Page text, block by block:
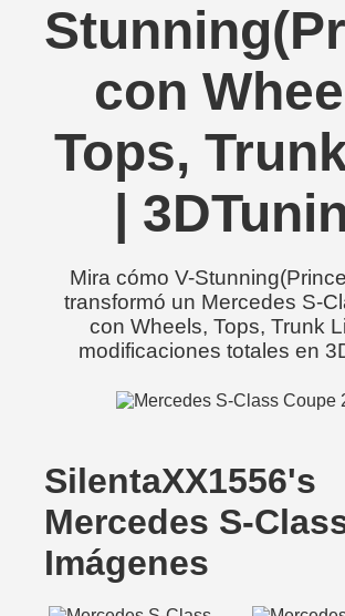
con
Tops,
|
Mira cómo V-
transformó un Mercedes S-
con Wheels, Tops, Trunk
modificaciones totales en
SilentaXX1556's
Mercedes S-
Imágenes